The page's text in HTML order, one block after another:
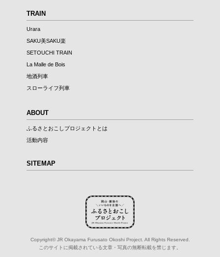
TRAIN
Urara
SAKU美SAKU楽
SETOUCHI TRAIN
La Malle de Bois
地酒列車
スローライフ列車
ABOUT
ふるさとおこしプロジェクトとは
活動内容
SITEMAP
Copyright© JR Okayama Furusato Okoshi Project. All Rights Reserved.
このサイトに掲載されている文章・写真の無断転載を禁じます。